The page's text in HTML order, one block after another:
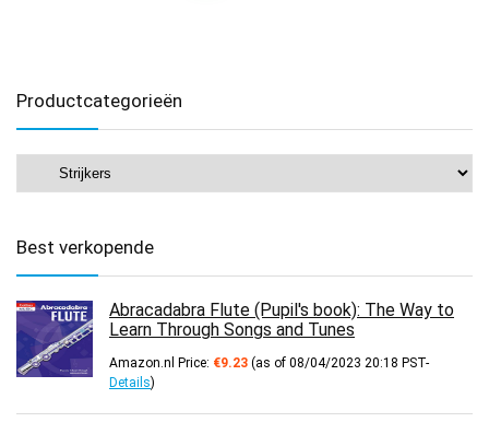
Productcategorieën
Best verkopende
Abracadabra Flute (Pupil's book): The Way to
Learn Through Songs and Tunes
Amazon.nl Price: €9.23 (as of 08/04/2023 20:18 PST-
Details)